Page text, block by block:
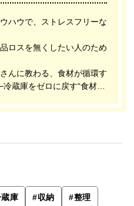
ハウで、ストレスフリーな
ロスを無くしたい人のため
んに教わる、食材が循環す
蔵庫をゼロに戻す“食材リ
庫 #収納 #整理